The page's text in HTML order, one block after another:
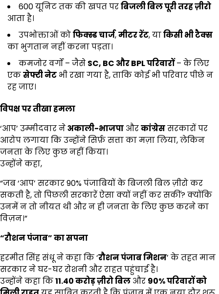
600 यूनिट तक की खपत परबिजली बिल पूरी तरह ज़ीरो
आता है।
उपभोक्ताओं कोफिक्स्ड चार्ज,मीटर रेंट, याकिसी भी टैक्स
का भुगतान नहीं करना पड़ता।
कमजोर वर्गों – जैसे SC, BC औरBPLपरिवारों– के लिए
एकसेफ्टी नेट भी रखा गया है, ताकि कोई भी परिवार पीछे न
रह जाए।
विपक्ष पर तीखा हमला
‘आप’ उम्मीदवार नेअकाली-भाजपा औरकांग्रेससरकारों पर
आरोप लगाया कि उन्होंने सिर्फ़ सत्ता का मज़ा लिया, लेकिन
जनता के लिए कुछ नहीं किया।
उन्होंने कहा,
“जब ‘आप’ सरकार 90% पंजाबियों के बिजली बिल ज़ीरो कर
सकती है, तो पिछली सरकारें ऐसा क्यों नहीं कर सकीं? क्योंकि
उनमें न तो नीयत थी और न ही जनता के लिए कुछ करने का
विज़न।”
“रौशन पंजाब”का सपना
हरमीत सिंह संधू ने कहा कि ‘रौशन पंजाब मिशन’ के तहत मान
सरकार ने घर-घर रोशनी और राहत पहुंचाई है।
उन्होंने कहा कि11.40करोड़ ज़ीरो बिल और 90%परिवारों को